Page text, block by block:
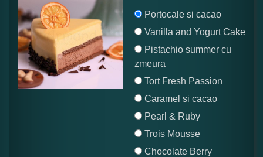
Portocale si cacao
Vanilla and Yogurt Cake
Pistachio summer cu
zmeura
Tort Fresh Passion
Caramel si cacao
Pearl & Ruby
Trois Mousse
Chocolate Berry